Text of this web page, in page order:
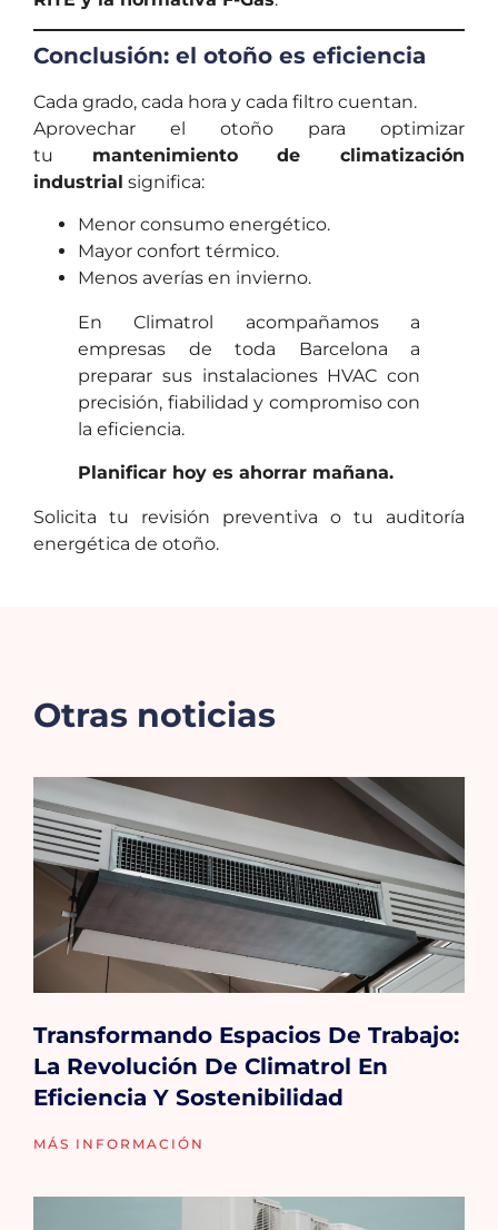
Conclusión: el otoño es eficiencia
Cada grado, cada hora y cada filtro cuentan.
Aprovechar el otoño para optimizar
tu mantenimiento de climatización
industrial significa:
Menor consumo energético.
Mayor confort térmico.
Menos averías en invierno.
En Climatrol acompañamos a
empresas de toda Barcelona a
preparar sus instalaciones HVAC con
precisión, fiabilidad y compromiso con
la eficiencia.
Planificar hoy es ahorrar mañana.
Solicita tu revisión preventiva o tu auditoría
energética de otoño.
Otras noticias
Transformando Espacios De Trabajo:
La Revolución De Climatrol En
Eficiencia Y Sostenibilidad
MÁS INFORMACIÓN